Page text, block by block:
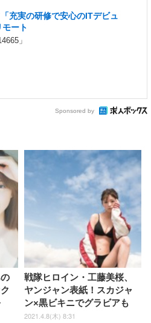
充実の研修で安心のITデビュ
ート
」
Sponsored by
戦隊ヒロイン・工藤美桜、
ヤンジャン表紙！スカジャ
ン×黒ビキニでグラビアも
2021.4.8(木) 8:31